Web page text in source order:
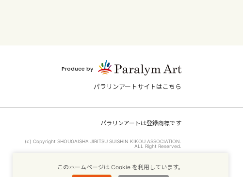
Produce by
パラリンアートサイトはこちら
パラリンアートは登録商標です
(c) Copyright SHOUGAISHA JIRITSU SUISHIN KIKOU ASSOCIATION.
ALL Right Reserved.
このホームページは Cookie を利用しています。